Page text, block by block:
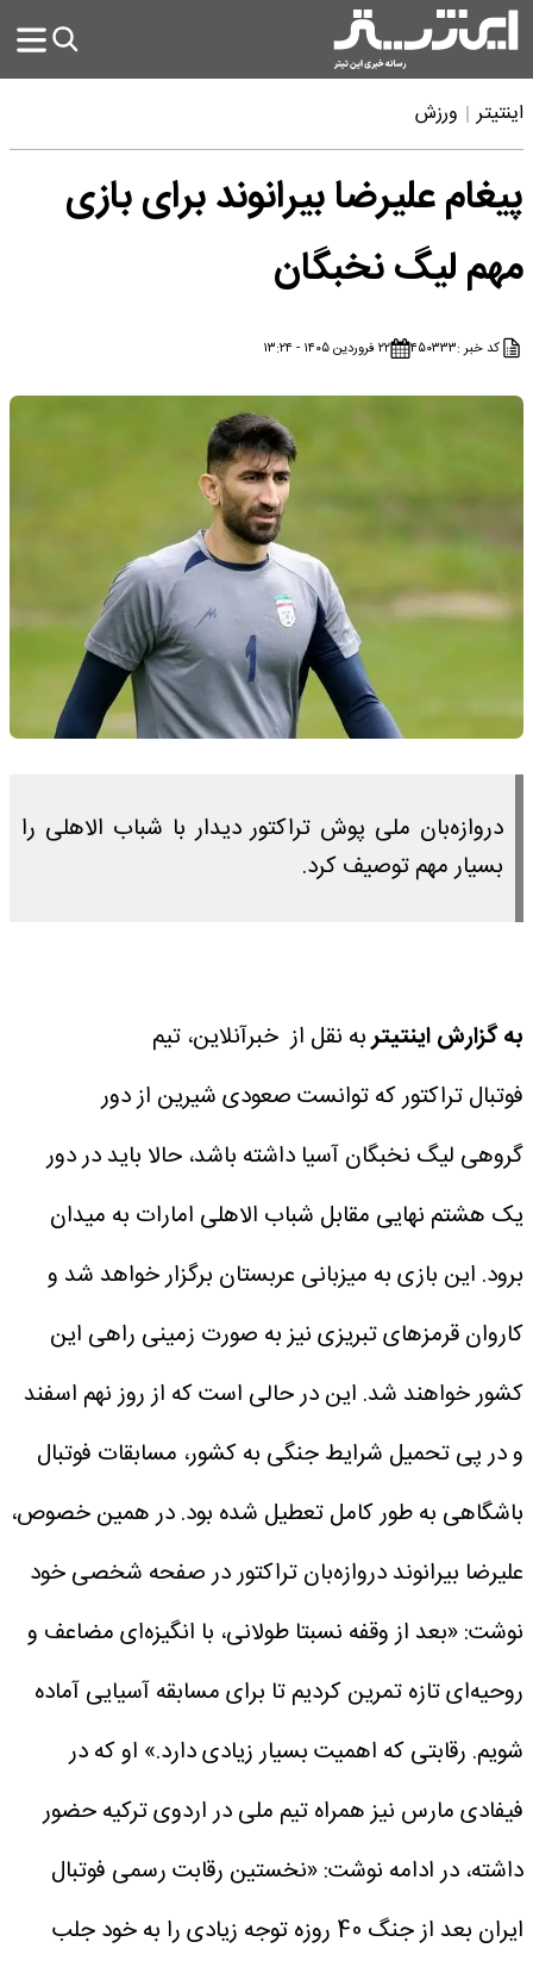
اینتیتر ورزش
پیغام علیرضا بیرانوند برای بازی
مهم لیگ نخبگان
کد خبر :۴۵۰۳۳۳ ۲۲ فروردین ۱۴۰۵ - ۱۳:۲۴
دروازه‌بان ملی پوش تراکتور دیدار با شباب الاهلی را
بسیار مهم توصیف کرد.
به گزارش اینتیتربه نقل از خبرآنلاین، تیم
فوتبال تراکتور که توانست صعودی شیرین از دور
گروهی لیگ نخبگان آسیا داشته باشد، حالا باید در دور
یک هشتم نهایی مقابل شباب الاهلی امارات به میدان
برود. این بازی به میزبانی عربستان برگزار خواهد شد و
کاروان قرمزهای تبریزی نیز به صورت زمینی راهی این
کشور خواهند شد. این در حالی است که از روز نهم اسفند
و در پی تحمیل شرایط جنگی به کشور، مسابقات فوتبال
باشگاهی به طور کامل تعطیل شده بود.در همین خصوص،
علیرضا بیرانوند دروازه‌بان تراکتور در صفحه شخصی خود
نوشت: «بعد از وقفه نسبتا طولانی، با انگیزه‌ای مضاعف و
روحیه‌ای تازه تمرین کردیم تا برای مسابقه آسیایی آماده
شویم. رقابتی که اهمیت بسیار زیادی دارد.» او که در
فیفادی مارس نیز همراه تیم ملی در اردوی ترکیه حضور
داشته، در ادامه نوشت: «نخستین رقابت رسمی فوتبال
ایران بعد از جنگ 40 روزه توجه زیادی را به خود جلب